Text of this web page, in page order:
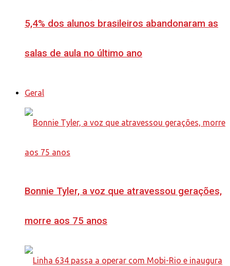
5,4% dos alunos brasileiros abandonaram as
salas de aula no último ano
Geral
Bonnie Tyler, a voz que atravessou gerações,
morre aos 75 anos